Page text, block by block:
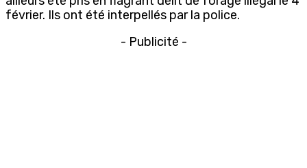
février. Ils ont été interpellés par la police.
- Publicité -